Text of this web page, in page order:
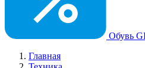
Обувь
Главная